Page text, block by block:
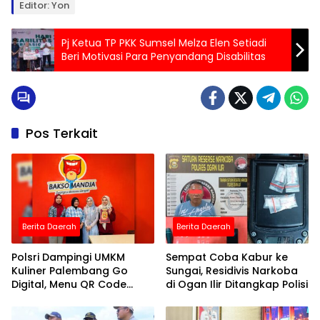
Editor: Yon
Pj Ketua TP PKK Sumsel Melza Elen Setiadi
Beri Motivasi Para Penyandang Disabilitas
Pos Terkait
Berita Daerah
Polsri Dampingi UMKM
Kuliner Palembang Go
Digital, Menu QR Code
20 Persen
Berita Daerah
Sempat Coba Kabur ke
Sungai, Residivis Narkoba
di Ogan Ilir Ditangkap Polisi